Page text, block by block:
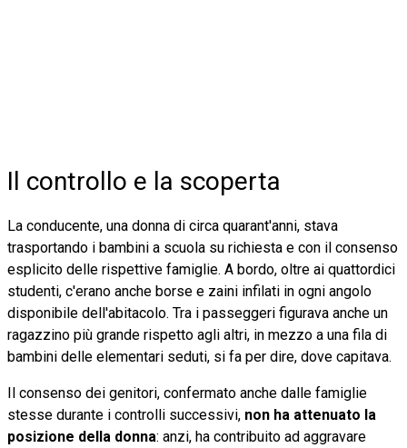
Il controllo e la scoperta
La conducente, una donna di circa quarant'anni, stava
trasportando i bambini a scuola su richiesta e con il consenso
esplicito delle rispettive famiglie. A bordo, oltre ai quattordici
studenti, c'erano anche borse e zaini infilati in ogni angolo
disponibile dell'abitacolo. Tra i passeggeri figurava anche un
ragazzino più grande rispetto agli altri, in mezzo a una fila di
bambini delle elementari seduti, si fa per dire, dove capitava.
Il consenso dei genitori, confermato anche dalle famiglie
stesse durante i controlli successivi, non ha attenuato la
posizione della donna: anzi, ha contribuito ad aggravare